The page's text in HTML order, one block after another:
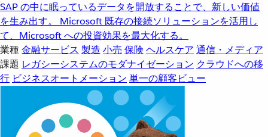
SAP の中に眠っているデータを開放することで、新しい価値
を生み出す。
Microsoft 既存の接続ソリューションを活用し
て、Microsoft への投資効果を最大化する。
業種金融サービス 製造 小売 保険 ヘルスケア 通信・メディア
課題 レガシーシステムのモダナイゼーション クラウドへの移
行 ビジネスオートメーション 単一の顧客ビュー